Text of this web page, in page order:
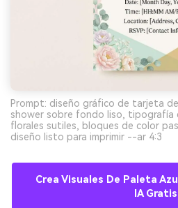
Prompt: diseño gráfico de tarjeta
shower sobre fondo liso, tipografía
florales sutiles, bloques de color
diseño listo para imprimir --ar 4:3
Crea Visuales De Paleta
IA Gratis